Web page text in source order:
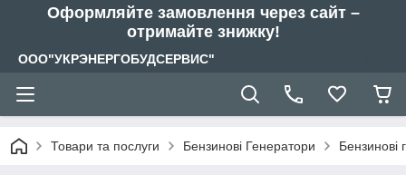
Оформляйте замовлення через сайт –
отримайте знижку!
ООО"УКРЭНЕРГОБУДСЕРВИС"
Товари та послуги Бензинові Генератори Бензинові